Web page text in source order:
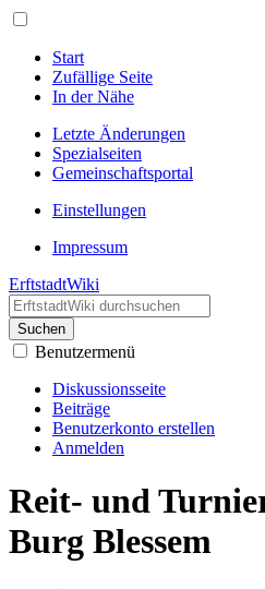
Start
Zufällige Seite
In der Nähe
Letzte Änderungen
Spezialseiten
Gemeinschafts­portal
Einstellungen
Impressum
ErftstadtWiki
Suchen
Benutzermenü
Diskussionsseite
Beiträge
Benutzerkonto erstellen
Anmelden
Reit- und
Burg Blessem